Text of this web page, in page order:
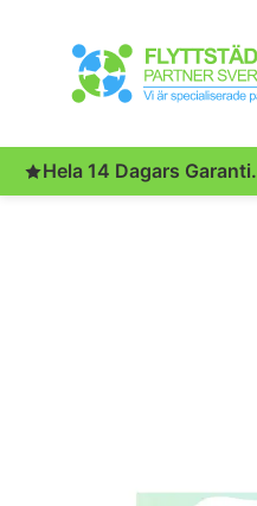
Hela 14 Dagars Garanti.